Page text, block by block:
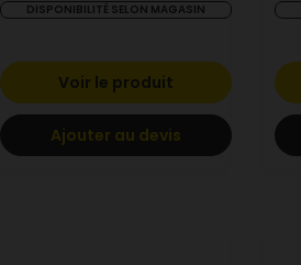
DISPONIBILITÉ SELON MAGASIN
Voir le produit
Ajouter au devis